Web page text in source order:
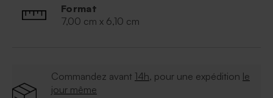
Format
7,00 cm x 6,10 cm
Commandez avant 14h, pour une expédition le
jour même